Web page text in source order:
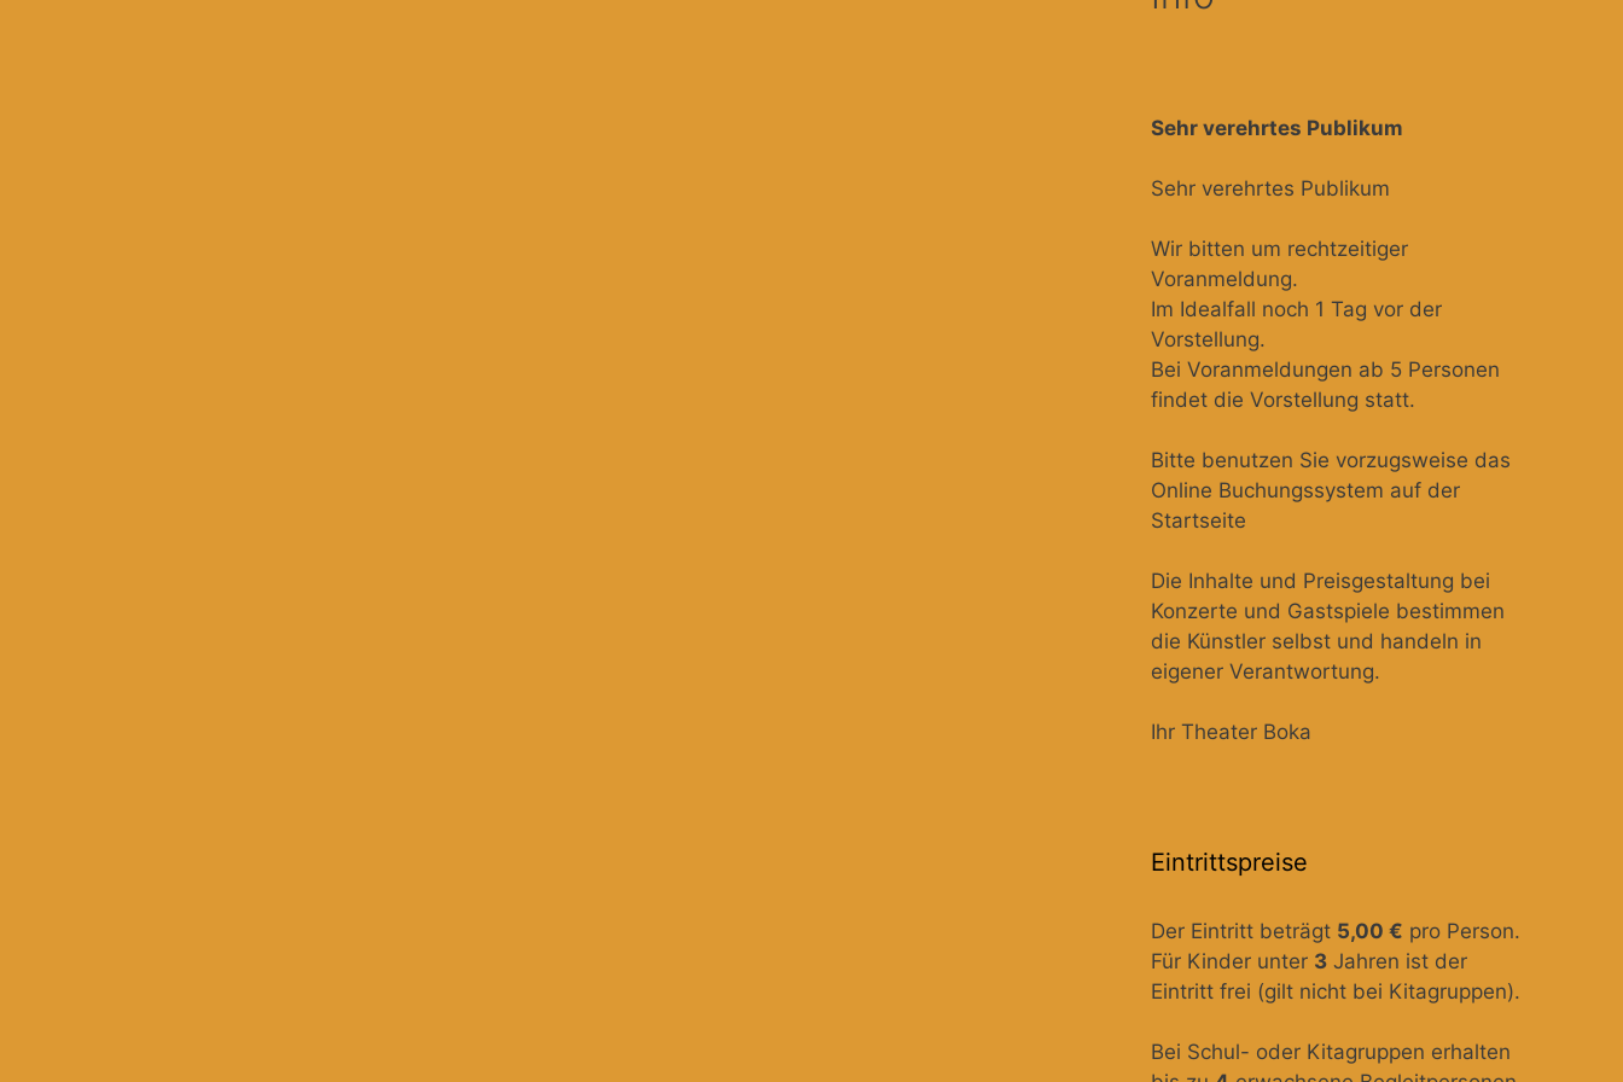
Sehr verehrtes Publikum
Sehr verehrtes Publikum
Wir bitten um rechtzeitiger
Voranmeldung.
Im Idealfall noch 1 Tag vor der
Vorstellung.
Bei Voranmeldungen ab 5 Personen
findet die Vorstellung statt.
Bitte benutzen Sie vorzugsweise das
Online Buchungssystem auf der
Startseite
Die Inhalte und Preisgestaltung bei
Konzerte und Gastspiele bestimmen
die Künstler selbst und handeln in
eigener Verantwortung.
Ihr Theater Boka
Eintrittspreise
Der Eintritt beträgt 5,00 € pro Person.
Für Kinder unter 3 Jahren ist der
Eintritt frei (gilt nicht bei Kitagruppen).
Bei Schul- oder Kitagruppen erhalten